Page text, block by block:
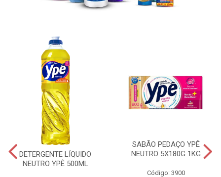
DETERGENTE LÍQUIDO
NEUTRO YPÊ 500ML
SABÃO PEDAÇO YPÊ
NEUTRO 5X180G 1KG
Código: 3900